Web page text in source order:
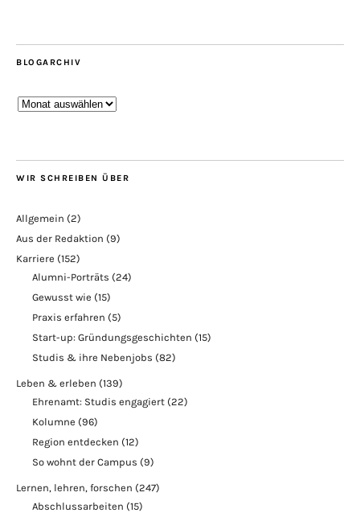
BLOGARCHIV
Blogarchiv
WIR SCHREIBEN ÜBER
Allgemein (2)
Aus der Redaktion (9)
Karriere (152)
Alumni-Porträts (24)
Gewusst wie (15)
Praxis erfahren (5)
Start-up: Gründungsgeschichten (15)
Studis & ihre Nebenjobs (82)
Leben & erleben (139)
Ehrenamt: Studis engagiert (22)
Kolumne (96)
Region entdecken (12)
So wohnt der Campus (9)
Lernen, lehren, forschen (247)
Abschlussarbeiten (15)